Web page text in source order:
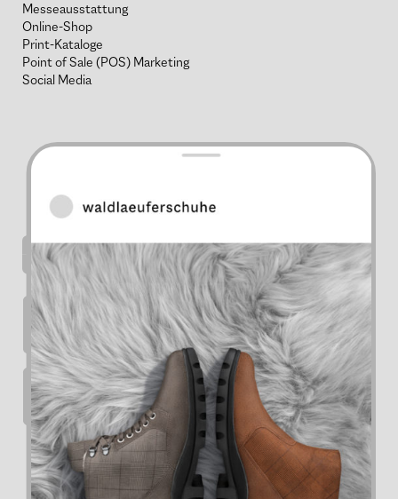
Messeausstattung
Online-Shop
Print-Kataloge
Point of Sale (POS) Marketing
Social Media